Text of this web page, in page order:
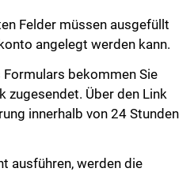
Felder müssen ausgefüllt
angelegt werden kann.
bekommen Sie
zugesendet. Über den Link
innerhalb von 24 Stunden
ausführen, werden die